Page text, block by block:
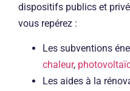
dispositifs publics et
vous repérez :
Les subventions
chaleur,
Les aides à la